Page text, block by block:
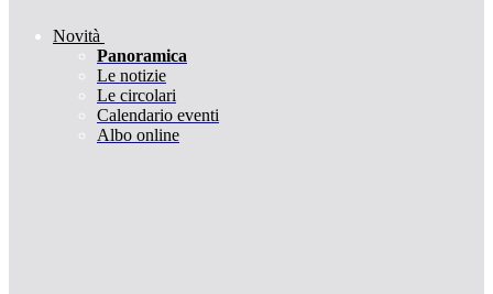
Novità
Panoramica
Le notizie
Le circolari
Calendario eventi
Albo online